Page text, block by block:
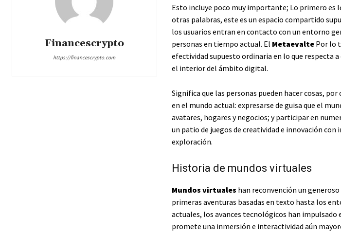
Financescrypto
https://financescrypto.com
Esto incluye poco muy importante; Lo primero es
otras palabras, este es un espacio compartido
los usuarios entran en contacto con un entorno
personas en tiempo actual. El MetaevaltePor lo
efectividad supuesto ordinaria en lo que respecta
el interior del ámbito digital.
Significa que las personas pueden hacer cosas,
en el mundo actual: expresarse de guisa que el
avatares, hogares y negocios; y participar en
un patio de juegos de creatividad e innovación
exploración.
Historia de mundos virtuales
Mundos virtuales han reconvención un
primeras aventuras basadas en texto hasta los
actuales, los avances tecnológicos han impulsado
promete una inmersión e interactividad aún